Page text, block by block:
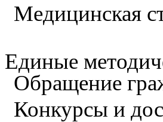
Медицинская
Единые
Обращение
Конкурсы и